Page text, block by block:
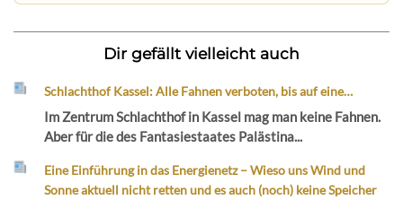
Dir gefällt vielleicht auch
Schlachthof Kassel: Alle Fahnen verboten, bis auf eine…
Im Zentrum Schlachthof in Kassel mag man keine Fahnen.
Aber für die des Fantasiestaates Palästina...
Eine Einführung in das Energienetz – Wieso uns Wind und
Sonne aktuell nicht retten und es auch (noch) keine Speicher